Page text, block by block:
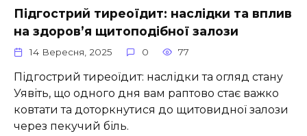
Підгострий тиреоїдит: наслідки та вплив
на здоров’я щитоподібної залози
14 Вересня, 2025 0 77
Підгострий тиреоїдит: наслідки та огляд стану
Уявіть, що одного дня вам раптово стає важко
ковтати та доторкнутися до щитовидної залози
через пекучий біль.